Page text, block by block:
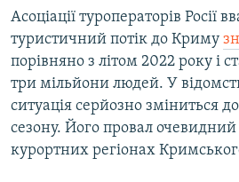
Асоціації туроператорів Росії
туристичний потік до Криму
порівняно з літом 2022 року і
три мільйони людей. У
ситуація серйозно зміниться
сезону. Його провал
курортних регіонах